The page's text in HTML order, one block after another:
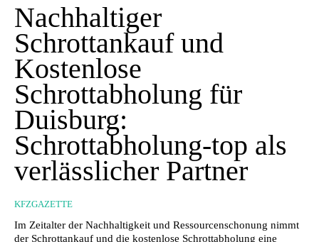
Nachhaltiger
Schrottankauf und
Kostenlose
Schrottabholung für
Duisburg:
Schrottabholung-top als
verlässlicher Partner
KFZGAZETTE
Im Zeitalter der Nachhaltigkeit und Ressourcenschonung nimmt
der Schrottankauf und die kostenlose Schrottabholung eine